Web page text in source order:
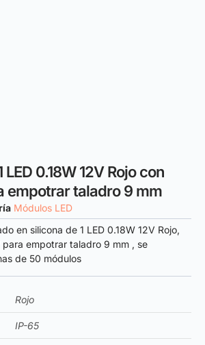
0.18W 12V Rojo con
empotrar taladro 9 mm
Módulos LED
en silicona de 1 LED 0.18W 12V Rojo,
empotrar taladro 9 mm , se
de 50 módulos
Rojo
IP-65